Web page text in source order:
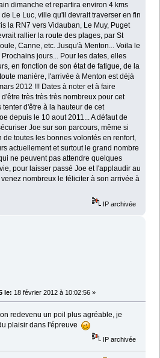
dimanche et repartira environ 4 kms
Le Luc, ville qu'il devrait traverser en fin
la RN7 vers Vidauban, Le Muy, Puget
rallier la route des plages, par St
Canne, etc. Jusqu'à Menton... Voila le
jours... Pour les dates, elles
en fonction de son état de fatigue, de la
manière, l'arrivée à Menton est déjà
2012 !!! Dates à noter et à faire
très très très nombreux pour cet
d'être à la hauteur de cet
depuis le 10 aout 2011... A défaut de
Joe sur son parcours, même si
toutes les bonnes volontés en renfort,
actuellement et surtout le grand nombre
ne peuvent pas attendre quelques
pour laisser passé Joe et l'applaudir au
nombreux le féliciter à son arrivée à
IP archivée
le: 18 février 2012 à 10:02:56 »
redevenu un poil plus agréable, je
plaisir dans l'épreuve
IP archivée